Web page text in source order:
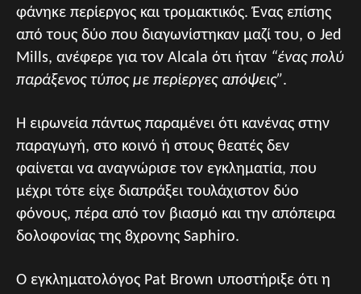
φάνηκε περίεργος και τρομακτικός. Ένας επίσης
από τους δύο που διαγωνίστηκαν μαζί του, ο Jed
Mills, ανέφερε για τον Alcala ότι ήταν “ένας πολύ
παράξενος τύπος με περίεργες απόψεις”.
Η ειρωνεία πάντως παραμένει ότι κανένας στην
παραγωγή, στο κοινό ή στους θεατές δεν
φαίνεται να αναγνώρισε τον εγκληματία, που
μέχρι τότε είχε διαπράξει τουλάχιστον δύο
φόνους, πέρα από τον βιασμό και την απόπειρα
δολοφονίας της 8χρονης Saphiro.
Ο εγκληματολόγος Pat Brown υποστήριξε ότι η